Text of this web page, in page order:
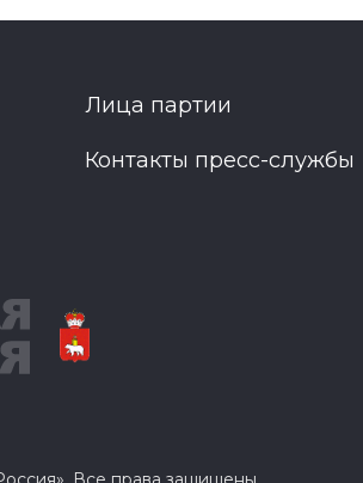
Лица партии
Контакты пресс-службы